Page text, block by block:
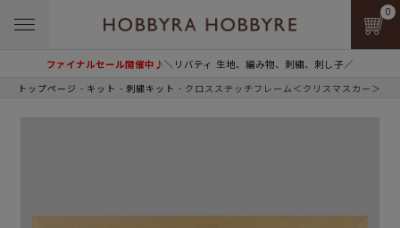
ファイナルセール開催中♪＼リバティ 生地、編み物、刺繍、刺し子／
0
トップページ キット 刺繍キット クロスステッチフレーム＜クリスマスカー＞